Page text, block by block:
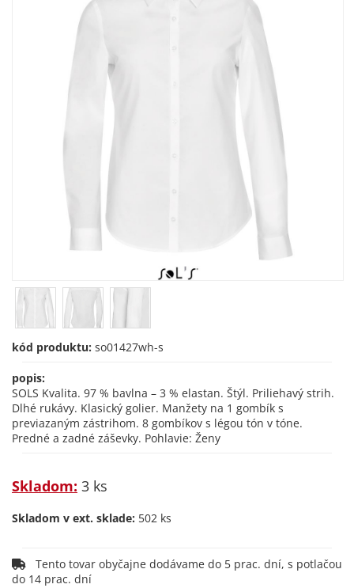
kód produktu: so01427wh-s
popis:
SOLS Kvalita. 97 % bavlna – 3 % elastan. Štýl. Priliehavý strih.
Dlhé rukávy. Klasický golier. Manžety na 1 gombík s
previazaným zástrihom. 8 gombíkov s légou tón v tóne.
Predné a zadné záševky. Pohlavie: Ženy
Skladom: 3 ks
Skladom v ext. sklade: 502 ks
do 14 prac. dní